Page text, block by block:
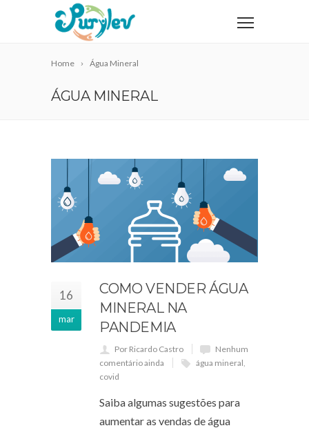
Home Água Mineral
ÁGUA MINERAL
16
mar
COMO VENDER ÁGUA
MINERAL NA
PANDEMIA
Por Ricardo Castro
Nenhum
comentário ainda
água mineral,
covid
Saiba algumas sugestões para
aumentar as vendas de água